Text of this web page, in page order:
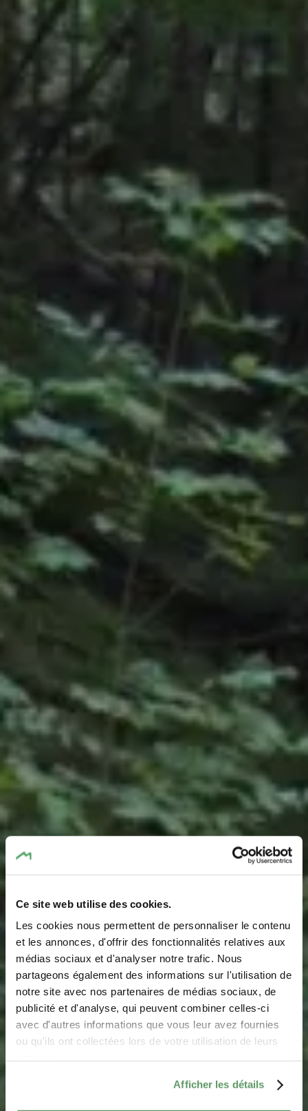
Ce site web utilise des cookies.
Les cookies nous permettent de personnaliser le contenu
et les annonces, d'offrir des fonctionnalités relatives aux
médias sociaux et d'analyser notre trafic. Nous
partageons également des informations sur l'utilisation de
notre site avec nos partenaires de médias sociaux, de
publicité et d'analyse, qui peuvent combiner celles-ci
avec d'autres informations que vous leur avez fournies
ou qu'ils ont collectées lors de votre utilisation de leurs
Afficher les détails
Aire de pique-nique
Loschbur
Où? CR 121, 7650 Heffingen